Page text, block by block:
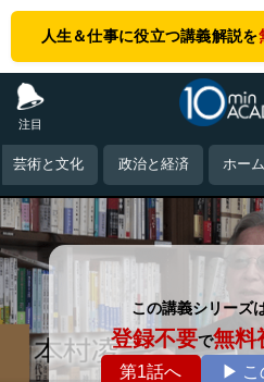
人生＆仕事に役立つ講義解説を
注目
芸術と文化 政治と経済 ホーム
この講義シリーズ
登録不要で無料
第1話へ ▶ こ